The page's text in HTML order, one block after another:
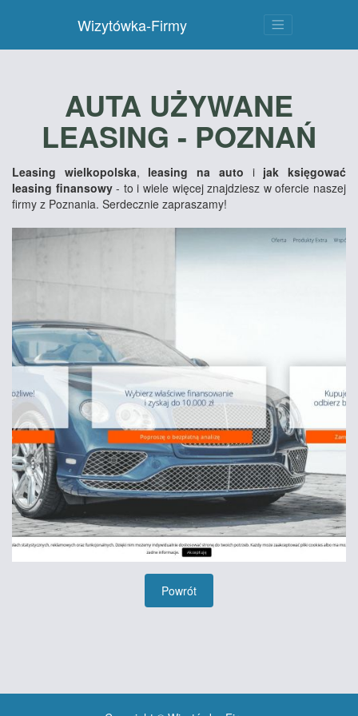
Wizytówka-Firmy
AUTA UŻYWANE
LEASING - POZNAŃ
Leasing wielkopolska, leasing na auto i jak księgować
leasing finansowy- to i wiele więcej znajdziesz w ofercie naszej
firmy z Poznania. Serdecznie zapraszamy!
Powrót